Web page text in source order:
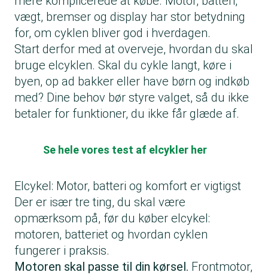
vægt, bremser og display har stor betydning
for, om cyklen bliver god i hverdagen.
Start derfor med at overveje, hvordan du skal
bruge elcyklen. Skal du cykle langt, køre i
byen, op ad bakker eller have børn og indkøb
med? Dine behov bør styre valget, så du ikke
betaler for funktioner, du ikke får glæde af.
Se hele vores test af elcykler her
Elcykel: Motor, batteri og komfort er vigtigst
Der er især tre ting, du skal være
opmærksom på, før du køber elcykel:
motoren, batteriet og hvordan cyklen
fungerer i praksis.
Motoren skal passe til din kørsel. Frontmotor,